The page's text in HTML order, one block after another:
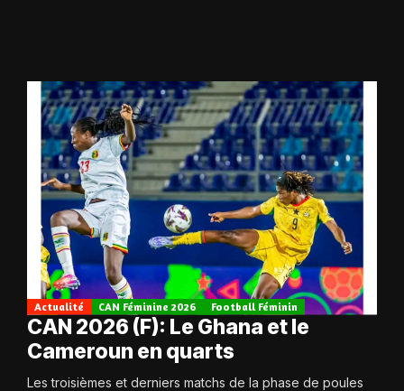
Actualité CAN Féminine 2026 Football Féminin
CAN 2026 (F): Le Ghana et le
Cameroun en quarts
Les troisièmes et derniers matchs de la phase de poules